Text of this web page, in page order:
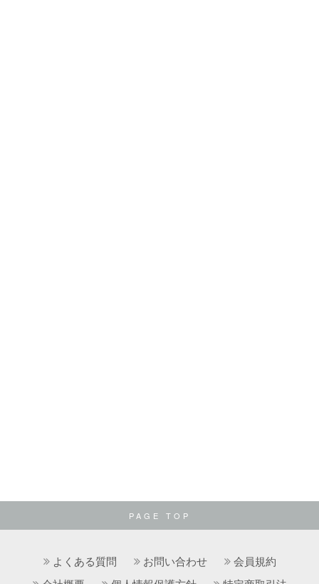
PAGE TOP
よくある質問 お問い合わせ
会員規約